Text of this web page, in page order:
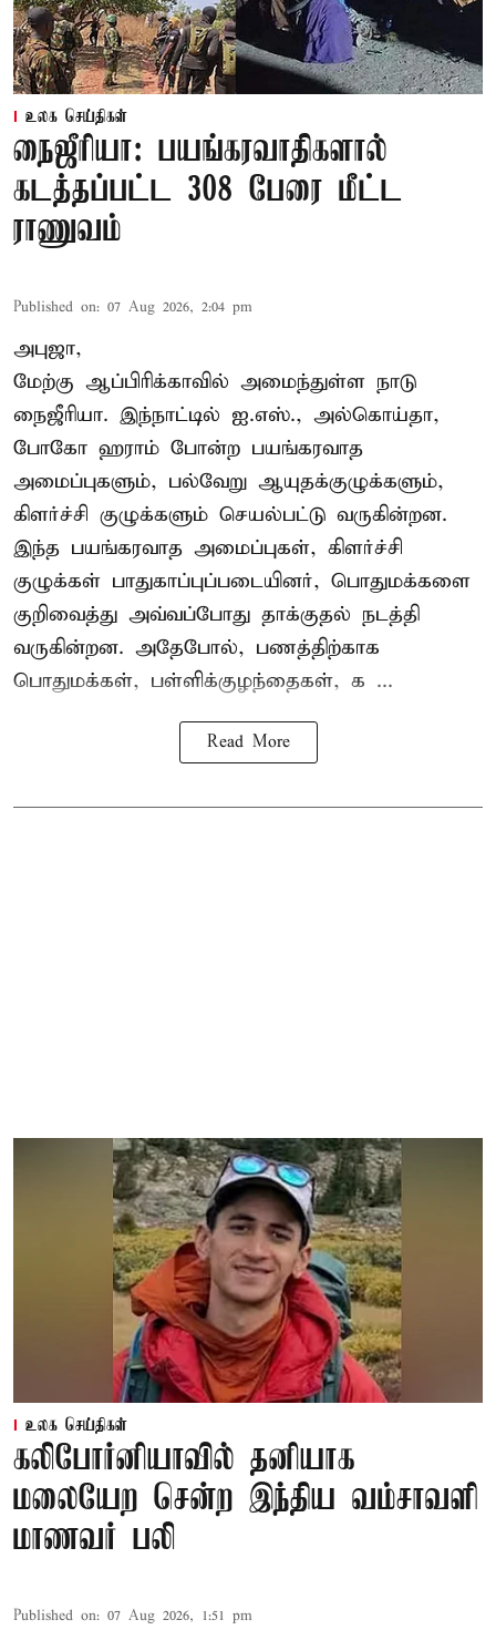
உலக செய்திகள்
நைஜீரியா: பயங்கரவாதிகளால்
கடத்தப்பட்ட 308 பேரை மீட்ட
ராணுவம்
Published on: 07 Aug 2026, 2:04 pm
அபுஜா,
மேற்கு ஆப்பிரிக்காவில் அமைந்துள்ள நாடு
நைஜீரியா. இந்நாட்டில் ஐ.எஸ்., அல்கொய்தா,
போகோ ஹராம் போன்ற பயங்கரவாத
அமைப்புகளும், பல்வேறு ஆயுதக்குழுக்களும்,
கிளர்ச்சி குழுக்களும் செயல்பட்டு வருகின்றன.
இந்த பயங்கரவாத அமைப்புகள், கிளர்ச்சி
குழுக்கள் பாதுகாப்புப்படையினர், பொதுமக்களை
குறிவைத்து அவ்வப்போது தாக்குதல் நடத்தி
வருகின்றன. அதேபோல், பணத்திற்காக
பொதுமக்கள், பள்ளிக்குழந்தைகள், க ...
Read More
உலக செய்திகள்
கலிபோர்னியாவில் தனியாக
மலையேற சென்ற இந்திய வம்சாவளி
மாணவர் பலி
Published on: 07 Aug 2026, 1:51 pm